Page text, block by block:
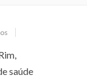
saúde